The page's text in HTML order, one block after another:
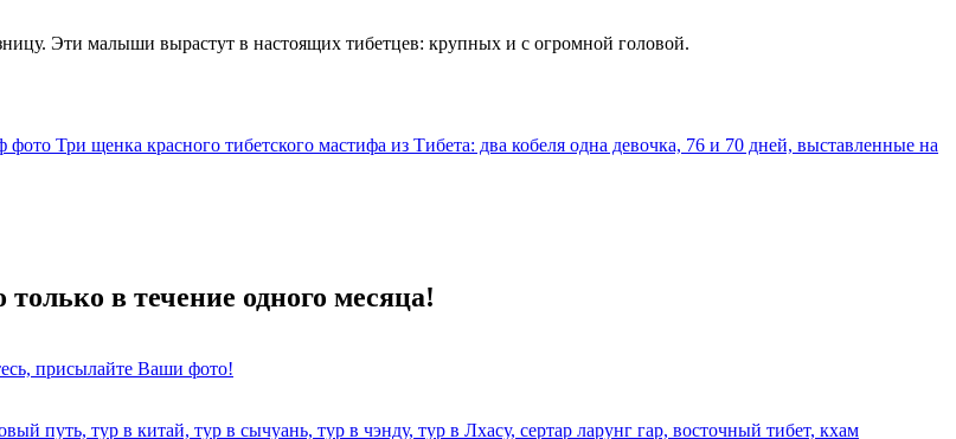
Эти малыши вырастут в настоящих тибетцев: крупных и с огромной головой.
Три щенка красного тибетского мастифа из Тибета: два кобеля одна девочка, 76 и 70 дней, выставленные на
в течение одного месяца!
присылайте Ваши фото!